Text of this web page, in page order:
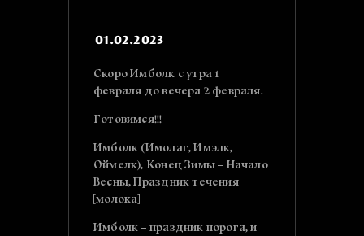
01.02.2023
Скоро Имболк с утра 1
февраля до вечера 2 февраля.
Готовимся!!!
Имболк (Имолаг, Имэлк,
Оймелк), Конец Зимы – Начало
Весны, Праздник течения
[молока]
Имболк – праздник порога, и